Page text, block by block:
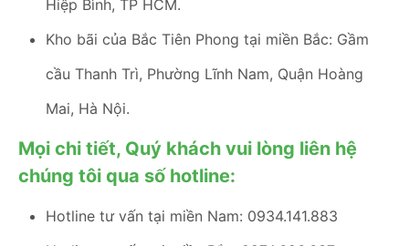
Hiệp Bình, TP HCM.
Kho bãi của Bắc Tiên Phong tại miền Bắc: Gầm
cầu Thanh Trì, Phường Lĩnh Nam, Quận Hoàng
Mai, Hà Nội.
Mọi chi tiết, Quý khách vui lòng liên hệ
chúng tôi qua số hotline:
Hotline tư vấn tại miền Nam: 0934.141.883